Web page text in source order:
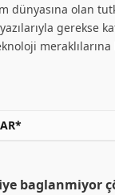
dünyasına olan
gerekse
baglanmiyor